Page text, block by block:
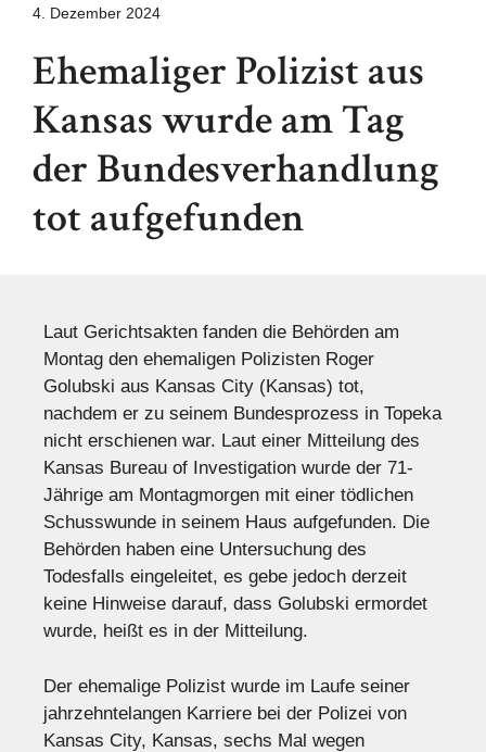
4. Dezember 2024
Ehemaliger Polizist aus
Kansas wurde am Tag
der Bundesverhandlung
tot aufgefunden
Laut Gerichtsakten fanden die Behörden am
Montag den ehemaligen Polizisten Roger
Golubski aus Kansas City (Kansas) tot,
nachdem er zu seinem Bundesprozess in Topeka
nicht erschienen war. Laut einer Mitteilung des
Kansas Bureau of Investigation wurde der 71-
Jährige am Montagmorgen mit einer tödlichen
Schusswunde in seinem Haus aufgefunden. Die
Behörden haben eine Untersuchung des
Todesfalls eingeleitet, es gebe jedoch derzeit
keine Hinweise darauf, dass Golubski ermordet
wurde, heißt es in der Mitteilung.
Der ehemalige Polizist wurde im Laufe seiner
jahrzehntelangen Karriere bei der Polizei von
Kansas City, Kansas, sechs Mal wegen